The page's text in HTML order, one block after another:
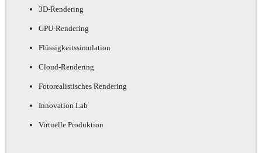
3D-Rendering
GPU-Rendering
Flüssigkeitssimulation
Cloud-Rendering
Fotorealistisches Rendering
Innovation Lab
Virtuelle Produktion